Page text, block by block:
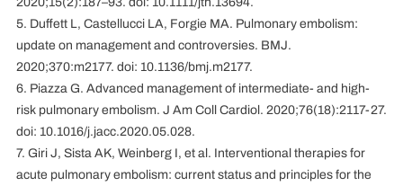
5. Duffett L, Castellucci LA, Forgie MA. Pulmonary embolism:
update on management and controversies. BMJ.
2020;370:m2177. doi: 10.1136/bmj.m2177.
6. Piazza G. Advanced management of intermediate- and high-
risk pulmonary embolism. J Am Coll Cardiol. 2020;76(18):2117-27.
doi: 10.1016/j.jacc.2020.05.028.
7. Giri J, Sista AK, Weinberg I, et al. Interventional therapies for
acute pulmonary embolism: current status and principles for the